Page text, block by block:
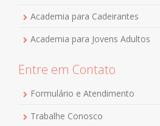
Academia para Cadeirantes
Academia para Jovens Adultos
Entre em Contato
Formulário e Atendimento
Trabalhe Conosco